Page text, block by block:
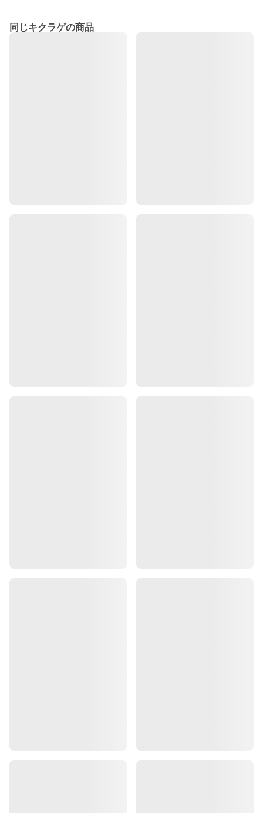
同じキクラゲの商品